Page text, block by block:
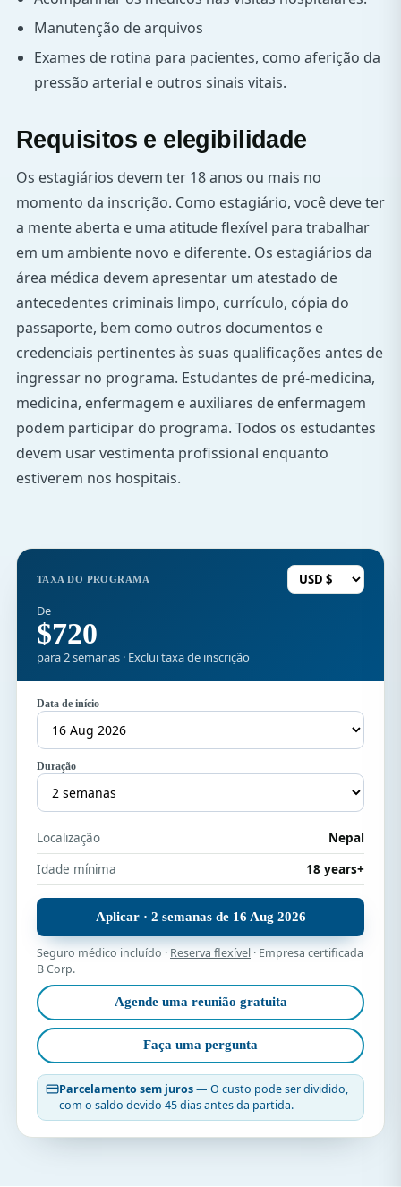
Manutenção de arquivos
Exames de rotina para pacientes, como aferição da
pressão arterial e outros sinais vitais.
Requisitos e elegibilidade
Os estagiários devem ter 18 anos ou mais no
momento da inscrição. Como estagiário, você deve ter
a mente aberta e uma atitude flexível para trabalhar
em um ambiente novo e diferente. Os estagiários da
área médica devem apresentar um atestado de
antecedentes criminais limpo, currículo, cópia do
passaporte, bem como outros documentos e
credenciais pertinentes às suas qualificações antes de
ingressar no programa. Estudantes de pré-medicina,
medicina, enfermagem e auxiliares de enfermagem
podem participar do programa. Todos os estudantes
devem usar vestimenta profissional enquanto
estiverem nos hospitais.
TAXA DO PROGRAMA
De
$720
para 2 semanas · Exclui taxa de inscrição
Data de início
Duração
Localização
Nepal
Idade mínima
18 years+
Aplicar · 2 semanas de 16 Aug 2026
Seguro médico incluído · Reserva flexível · Empresa certificada
B Corp.
Agende uma reunião gratuita
Faça uma pergunta
Parcelamento sem juros— O custo pode ser dividido,
com o saldo devido 45 dias antes da partida.